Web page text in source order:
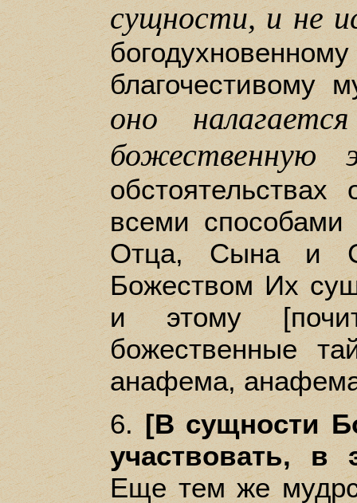
сущности, и не
благочестивому
оно
божественную
всеми способами
Отца, Сына и
Божеством Их
и этому
божественные
анафема,
6.[В сущности
участвовать, в
Еще тем же